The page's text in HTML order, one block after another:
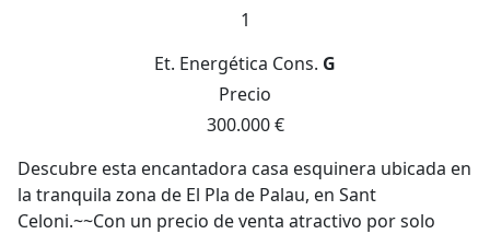
1
Et. Energética Cons. G
Precio
300.000 €
Descubre esta encantadora casa esquinera ubicada en
la tranquila zona de El Pla de Palau, en Sant
Celoni.~~Con un precio de venta atractivo por solo